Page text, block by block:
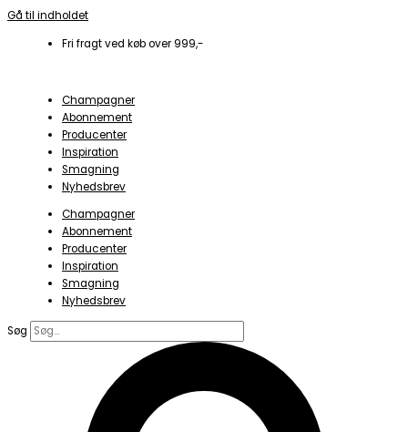
Gå til indholdet
Fri fragt ved køb over 999,-
Champagner
Abonnement
Producenter
Inspiration
Smagning
Nyhedsbrev
Champagner
Abonnement
Producenter
Inspiration
Smagning
Nyhedsbrev
Søg